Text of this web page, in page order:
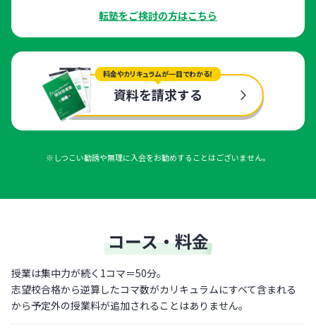
転塾をご検討の方はこちら
料金やカリキュラムが一目でわかる！
資料を請求する
※しつこい勧誘や無理に入会をお勧めすることはございません。
コース・料金
授業は集中力が続く1コマ＝50分。
志望校合格から逆算したコマ数がカリキュラムにすべて含まれる
から予定外の授業料が追加されることはありません。